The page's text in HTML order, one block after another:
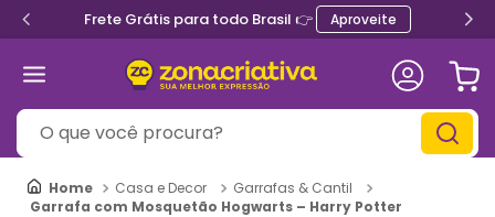
Frete Grátis para todo Brasil 👉 Aproveite
O que você procura?
Casa e Decor
Garrafas & Cantil
Garrafa com Mosquetão Hogwarts – Harry Potter